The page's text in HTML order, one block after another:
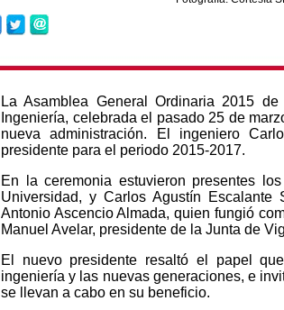
La Asamblea General Ordinaria 2015
Ingeniería, celebrada el pasado 25 de
nueva administración. El ingeniero
presidente para el periodo 2015-2017.
En la ceremonia estuvieron presentes
Universidad, y Carlos Agustín
Antonio Ascencio Almada, quien fungió
Manuel Avelar, presidente de la Junta de
El nuevo presidente resaltó el papel
ingeniería y las nuevas generaciones, e
se llevan a cabo en su beneficio.